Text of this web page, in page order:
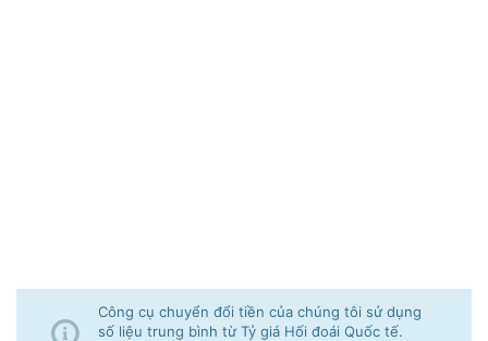
Công cụ chuyển đổi tiền của chúng tôi sử dụng
số liệu trung bình từ Tỷ giá Hối đoái Quốc tế.